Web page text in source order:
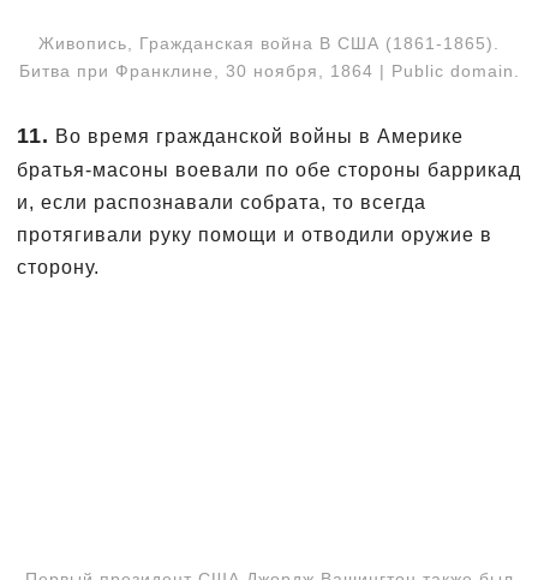
Живопись, Гражданская война В США (1861-1865).
Битва при Франклине, 30 ноября, 1864 | Public domain.
11. Во время гражданской войны в Америке
братья-масоны воевали по обе стороны баррикад
и, если распознавали собрата, то всегда
протягивали руку помощи и отводили оружие в
сторону.